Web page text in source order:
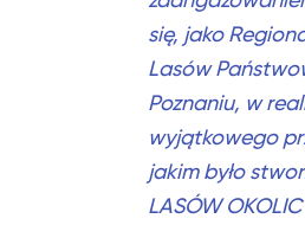
się, jako
Lasów
Poznaniu, w
wyjątkowego
jakim było
LASÓW